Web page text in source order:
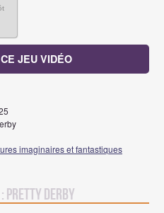
JEU VIDÉO
imaginaires et fantastiques
: Pretty Derby